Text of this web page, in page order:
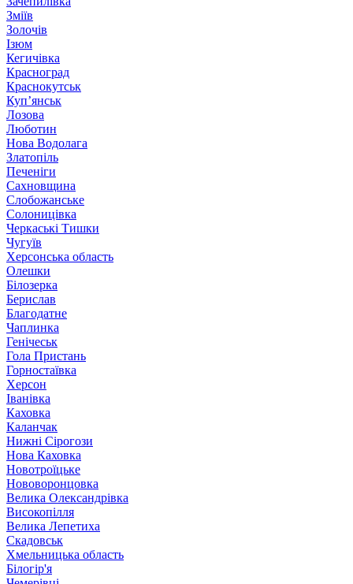
Зміїв
Золочів
Ізюм
Кегичівка
Красноград
Краснокутськ
Куп’янськ
Лозова
Люботин
Нова Водолага
Златопіль
Печеніги
Сахновщина
Слобожанське
Солоницівка
Черкаські Тишки
Чугуїв
Херсонська область
Олешки
Білозерка
Берислав
Благодатне
Чаплинка
Генічеськ
Гола Пристань
Горностаївка
Херсон
Іванівка
Каховка
Каланчак
Нижні Сірогози
Нова Каховка
Новотроїцьке
Нововоронцовка
Велика Олександрівка
Високопілля
Велика Лепетиха
Скадовськ
Хмельницька область
Білогір'я